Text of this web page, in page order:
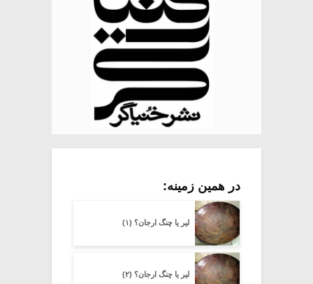
در همین زمینه:
لیر یا چنگ ارجان؟ (۱)
لیر یا چنگ ارجان؟ (۲)